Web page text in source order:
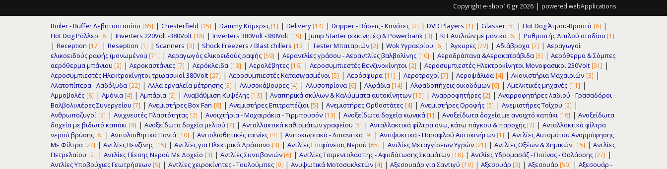
Copyright e-shop10.gr 2026 | powered webApplications
Boiler - Buffer Λεβητοστασίου [65] | Chesterfield [15] | Dammy Κάμερες [1] | Delivery [14] | Dripper - Βάσεις - Κανάτες [2] | DVD Players [1] | Glasser [5] | Hot Dog Άτμου-Βραστά [6] |
Hot Dog Ρόλλερ [8] | Inverters 220Volt -380Volt [18] | Inverters 380Volt -380Volt [19] | Jump Starter (εκκινητές) & Powerbank [3] | KIT Αντλιών με μάνικα [6] | Pυθμιστής Διπλού σταδίου [1]
| Reception [17] | Reseption [1] | Scanners [3] | Shock Freezers / Blast chillers [13] | Tester Μπαταριών [2] | Wok Υγραερίου [6] | Άγκυρες [72] | Αδιάβροχα [7] | Αεραγωγοί
ελικοειδούς ραφής (μονωμένοι) [71] | Αεραγωγός ελικοειδούς ραφής [59] | Αεραντλίες γράσου - Αεραντλίες βαλβολίνης [10] | Αεροδράπανα &Αεροκατσάβιδα [5] | Αερόθερμα & Σόμπες
αερόθερμα μπάνιου [2] | Αεροκαστάνιες [7] | Αερόκλειδα [13] | Αερολέβητες [16] | Αεροσυμπιεστές Βενζινοκίνητοι [2] | Αεροσυμπιεστές Ηλεκτροκίνητοι Μονοφασικοι 230Volt [31] |
Αεροσυμπιεστές Ηλεκτροκίνητοι τριφασικοί 380Volt [27] | Αεροσυμπιεστές Κατασιγασμένοι [5] | Αερόσφυρα [11] | Αεροτροχοί [7] | Αεροψάλιδα [4] | Ακονιστήρια Μαχαιριών [3] |
Αλατοπίπερα - Λαδόξυδα [22] | Αλλα εργαλεία μέτρησης [3] | Αλυσοκάβουρες [4] | Αλυσοπρίονα [6] | Αλφάδια [14] | Αλφαδοπήχεις οικοδόμων [6] | Αμελκτικές μηχανές [11] |
Αμμοβολές [8] | Αμόνια [4] | Αμπάρια [2] | Αναβάθμιση Κυψέλης [13] | Αναπηρικά σκύλων & Καλύμματα αυτοκίνητων [15] | Αναρροφητήρες [2] | Αναρροφητήρες λαδιού - Γρασαδόροι -
Βαλβολινιέρες Συνεργείου [7] | Ανεμιστήρες Box Fan [8] | Ανεμιστήρες Επιτραπέζιοι [5] | Ανεμιστήρες Ορθοστάτες [4] | Ανεμιστήρες Οροφής [5] | Ανεμιστήρες Τοίχου [2] |
Ανθρωποζυγοί [2] | Ανιχνευτές Πλαστότητας [2] | Ανοιχτήρια - Μαχαιράκια - Τιρμπουσόν [13] | Ανοξείδωτα δοχεία κωνικά [1] | Ανοξείδωτα δοχεία με ανοιχτό καπάκι [16] | Ανοξείδωτα
δοχεία με βιδωτό καπάκι [8] | Ανοξείδωτα δοχεία μελιού [7] | Ανταλλακτικά καθισμάτων γραφείου [5] | Ανταλλακτικά φίλτρα άνω, κάτω πάγκου & παροχής [2] | Ανταλλακτικά φίλτρα
νερού βρύσης [8] | Αντιολισθητικά Πανιά [10] | Αντιολισθητικές ταινίες [4] | Αντισκωριακά - Λιπαντικά [9] | Αντιψυκτικά - Παραφλού Αυτοκινήτων [1] | Αντλίες Αυτομάτου Αναρρόφησης
Με Φίλτρα [27] | Αντλίες Βενζίνης [15] | Αντλίες για Ηλεκτρικό Δράπανο [3] | Αντλίες Επιφάνειας Νερού [65] | Αντλίες Μεταγγίσεων Υγρών [21] | Αντλίες Οξέων & Χημικών [15] | Αντλίες
Πετρελαίου [2] | Αντλίες Πίεσης Νερού Με Δοχείο [3] | Αντλίες Συντιβανιών [6] | Αντλίες Τσιμεντολάσπης - Αφυδάτωσης Σκαμάτων [18] | Αντλίες Υδρομασάζ - Πισίνας - Θαλάσσης [27] |
Αντλίες Υποβρύχιες Γεωτρήσεων [5] | Αντλίες χειροκίνητες - Τουλούμπες [9] | Ανυψωτικά Μοτοσυκλετών [4] | Αξεσουαάρ για Σαντιγύ [10] | Αξεσουάρ [3] | Αξεσουάρ [50] | Αξεσουάρ -